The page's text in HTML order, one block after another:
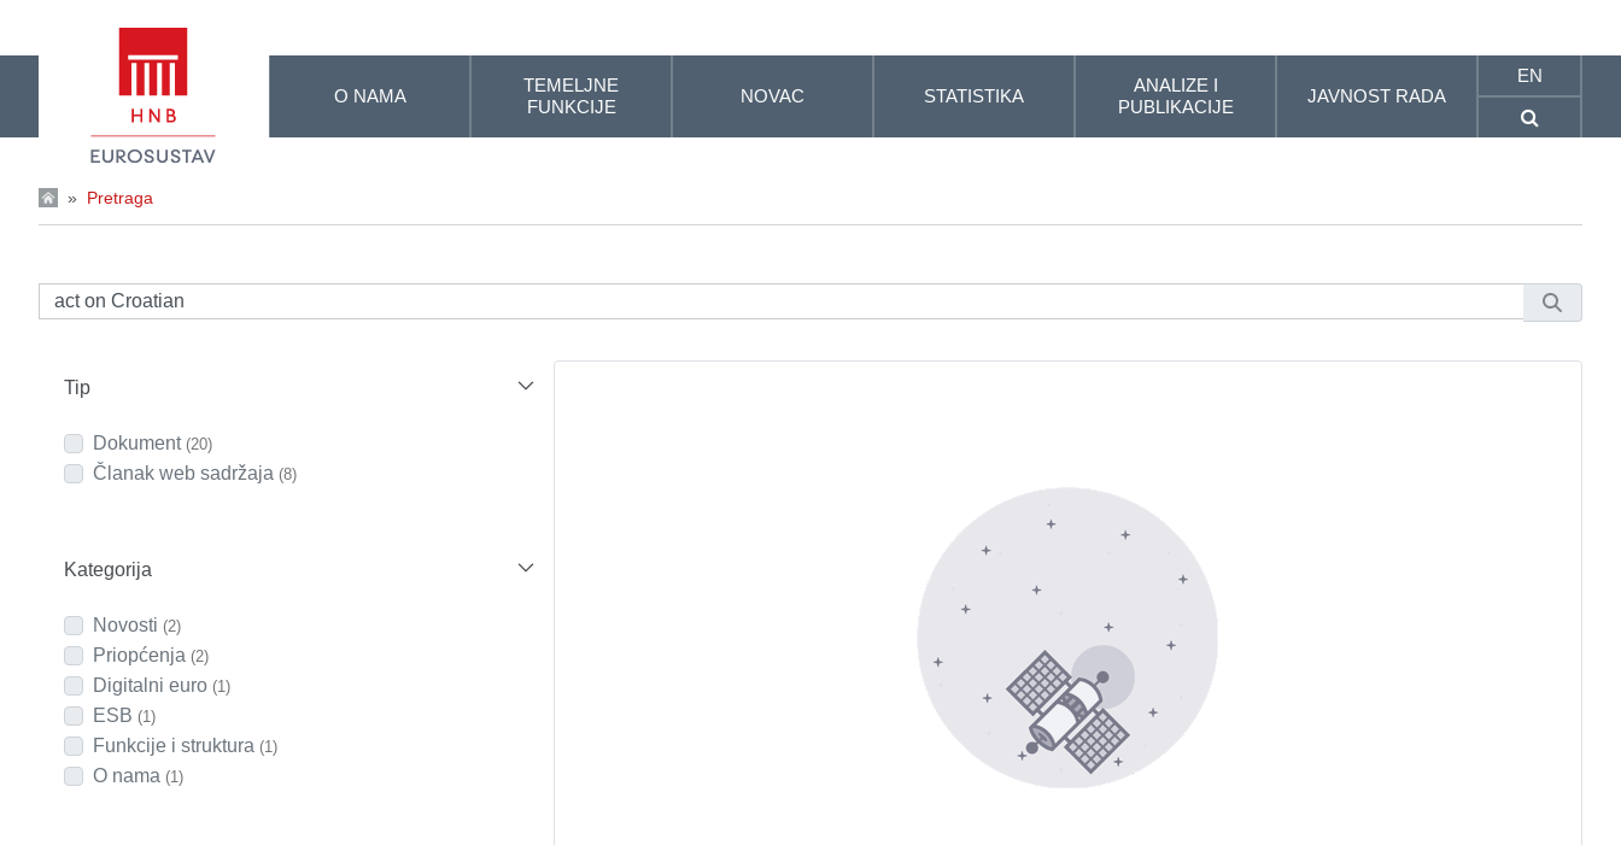
O NAMA
TEMELJNE
FUNKCIJE
NOVAC STATISTIKA
ANALIZE I
PUBLIKACIJE
JAVNOST RADA
EN
» Pretraga
Tip
Dokument (20)
Članak web sadržaja (8)
Kategorija
Novosti (2)
Priopćenja (2)
Digitalni euro (1)
ESB (1)
Funkcije i struktura (1)
O nama (1)